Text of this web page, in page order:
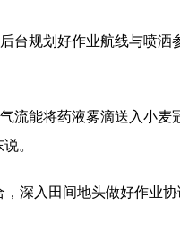
台规划好作业航线与喷洒
流能将药液雾滴送入小麦
。
深入田间地头做好作业